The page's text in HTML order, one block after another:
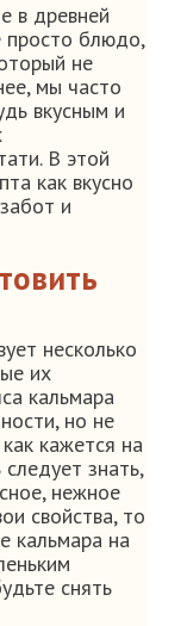
в древней
просто блюдо,
не
мы часто
вкусным и
В этой
как вкусно
и
несколько
их
кальмара
но не
кажется на
знать,
нежное
свойства, то
кальмара на
снять